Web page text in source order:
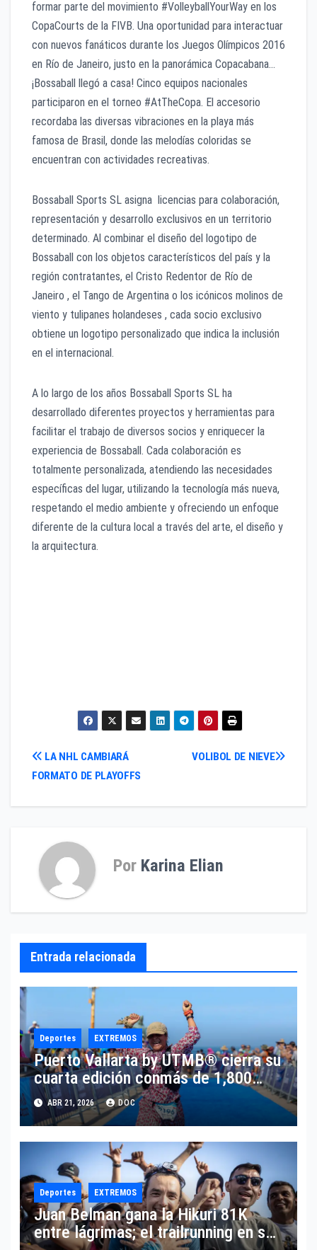
formar parte del movimiento #VolleyballYourWay en los
CopaCourts de la FIVB. Una oportunidad para interactuar
con nuevos fanáticos durante los Juegos Olímpicos 2016
en Río de Janeiro, justo en la panorámica Copacabana…
¡Bossaball llegó a casa! Cinco equipos nacionales
participaron en el torneo #AtTheCopa. El accesorio
recordaba las diversas vibraciones en la playa más
famosa de Brasil, donde las melodías coloridas se
encuentran con actividades recreativas.
Bossaball Sports SL asigna licencias para colaboración,
representación y desarrollo exclusivos en un territorio
determinado. Al combinar el diseño del logotipo de
Bossaball con los objetos característicos del país y la
región contratantes, el Cristo Redentor de Río de
Janeiro , el Tango de Argentina o los icónicos molinos de
viento y tulipanes holandeses , cada socio exclusivo
obtiene un logotipo personalizado que indica la inclusión
en el internacional.
A lo largo de los años Bossaball Sports SL ha
desarrollado diferentes proyectos y herramientas para
facilitar el trabajo de diversos socios y enriquecer la
experiencia de Bossaball. Cada colaboración es
totalmente personalizada, atendiendo las necesidades
específicas del lugar, utilizando la tecnología más nueva,
respetando el medio ambiente y ofreciendo un enfoque
diferente de la cultura local a través del arte, el diseño y
la arquitectura.
Navegación
VOLIBOL DE NIEVE
LA NHL CAMBIARÁ
FORMATO DE PLAYOFFS
Por Karina Elian
Entrada relacionada
Deportes EXTREMOS
Puerto Vallarta by UTMB® cierra su
cuarta edición conmás de 1,800
corredores de 45 países y el
anuncio deregreso en 2027.
ABR 21, 2026 DOC
Deportes EXTREMOS
Juan Belman gana la Hikuri 81K
entre lágrimas; el trailrunning en su